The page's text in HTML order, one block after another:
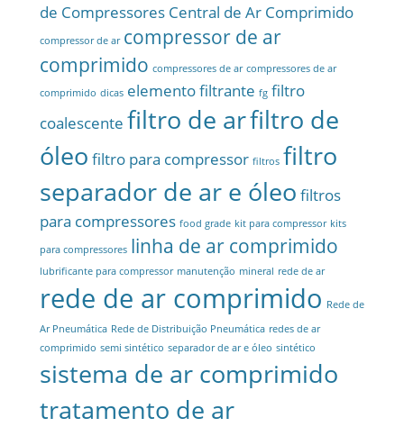
de Compressores Central de Ar Comprimido
compressor de ar compressor de ar
comprimido compressores de ar compressores de ar
comprimido dicas elemento filtrante fg filtro
coalescente filtro de arfiltro de
óleo filtro para compressor filtros filtro
separador de ar e óleo filtros
para compressores food grade kit para compressor kits
para compressores linha de ar comprimido
lubrificante para compressor manutenção mineral rede de ar
rede de ar comprimido Rede de
Ar Pneumática Rede de Distribuição Pneumática redes de ar
comprimido semi sintético separador de ar e óleo sintético
sistema de ar comprimido
tratamento de ar